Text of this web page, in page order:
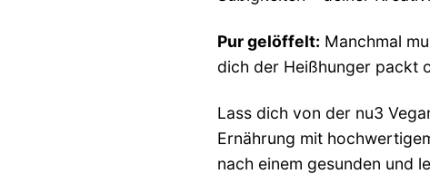
Pur gelöffelt: Manchmal
dich der Heißhunger packt
Lass dich von der nu3
Ernährung mit
nach einem gesunden und